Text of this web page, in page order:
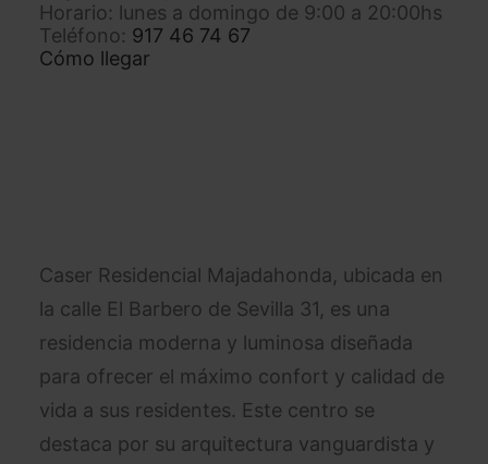
Horario: lunes a domingo de 9:00 a 20:00hs
Teléfono: 917 46 74 67
Cómo llegar
Caser Residencial Majadahonda, ubicada en
la calle El Barbero de Sevilla 31, es una
residencia moderna y luminosa diseñada
para ofrecer el máximo confort y calidad de
vida a sus residentes. Este centro se
destaca por su arquitectura vanguardista y